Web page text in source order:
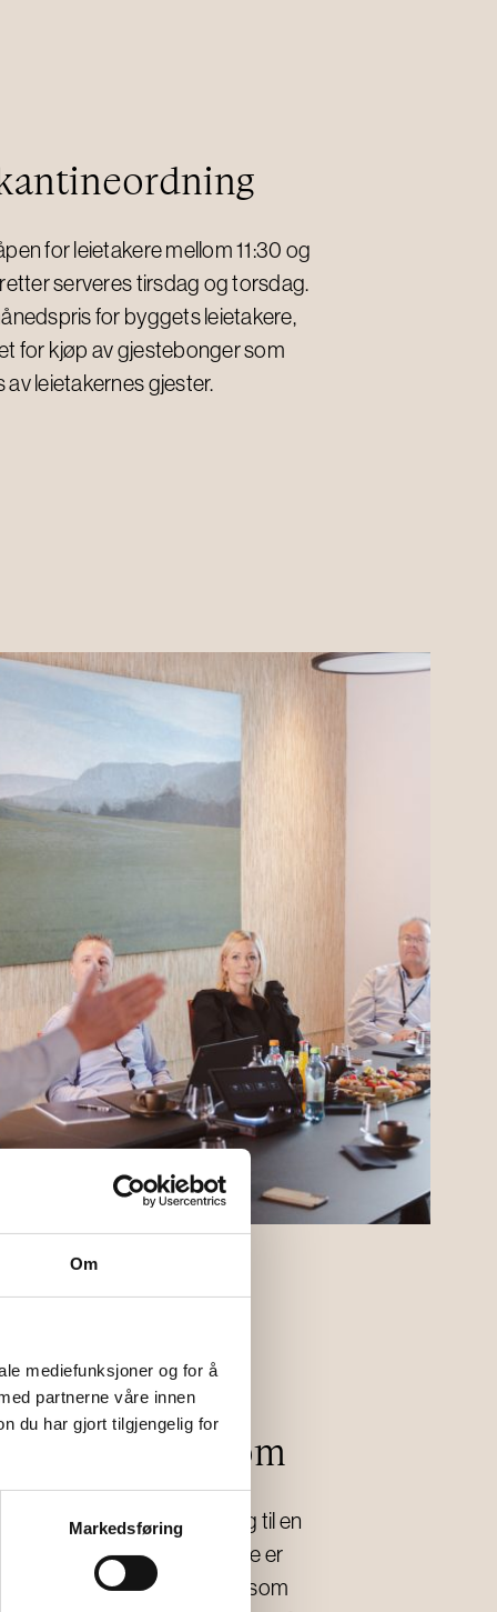
Om
mediefunksjoner og for å
partnerne våre innen
du har gjort tilgjengelig for
Markedsføring
for leietakere mellom 11:30 og
retter serveres tirsdag og torsdag.
for byggets leietakere,
for kjøp av gjestebonger som
leietakernes gjester.
og stillerom
hos Horisont har du tilgang til en
eller fellesareal. Sonene er
stoler og bord som